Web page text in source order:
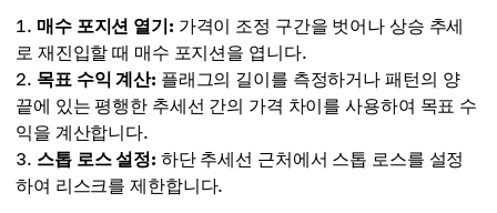
매수 포지션 열기: 가격이 조정 구간을 벗어나 상승 추세
로 재진입할 때 매수 포지션을 엽니다.
목표 수익 계산: 플래그의 길이를 측정하거나 패턴의 양
끝에 있는 평행한 추세선 간의 가격 차이를 사용하여 목표 수
익을 계산합니다.
스톱 로스 설정: 하단 추세선 근처에서 스톱 로스를 설정
하여 리스크를 제한합니다.